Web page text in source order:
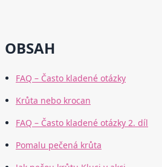
OBSAH
FAQ – Často kladené otázky
Krůta nebo krocan
FAQ – Často kladené otázky 2. díl
Pomalu pečená krůta